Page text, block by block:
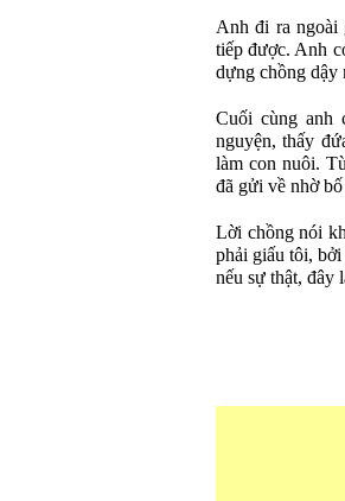
Anh đi ra ngoài
tiếp được. Anh
dựng chồng dậy
Cuối cùng anh
nguyện, thấy
làm con nuôi.
đã gửi về nhờ
Lời chồng nói
phải giấu tôi, bởi
nếu sự thật, đây